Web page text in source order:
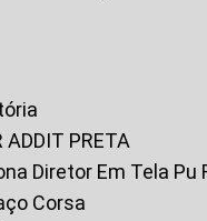
ADDIT PRETA
Diretor Em Tela Pu
Corsa